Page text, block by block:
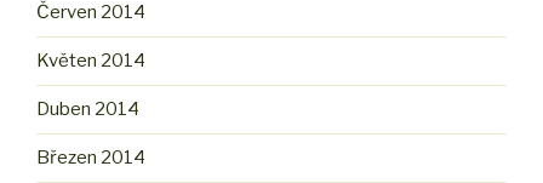
Červen 2014
Květen 2014
Duben 2014
Březen 2014